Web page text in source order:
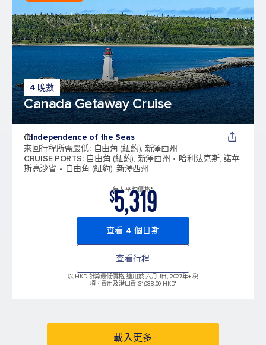
4 晚數
Canada Getaway Cruise
Independence of the Seas
來回行程所需最低: 自由角 (紐約), 新澤西州
CRUISE PORTS: 自由角 (紐約), 新澤西州
哈利法克斯, 諾華
斯高沙省
自由角 (紐約), 新澤西州
每人平均價格*
$5,319
查看 4 個日期
查看行程
以 HKD 計算最低價格, 適用於 六月 1日, 2027年+ 稅
項、費用及港口費 $1,088.00 HKD*
載入更多